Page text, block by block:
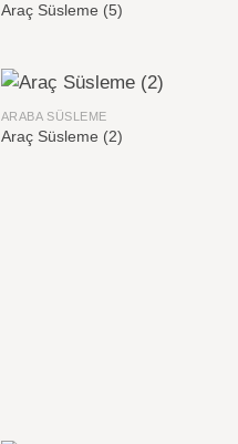
Araç Süsleme (5)
ARABA SÜSLEME
Araç Süsleme (2)